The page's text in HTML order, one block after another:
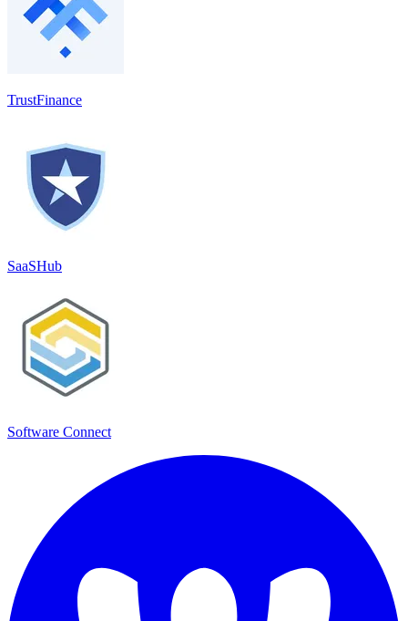
TrustFinance
SaaSHub
Software Connect